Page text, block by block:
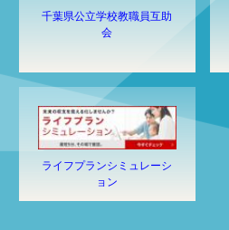
千葉県公立学校教職員互助
会
ライフプランシミュレーシ
ョン